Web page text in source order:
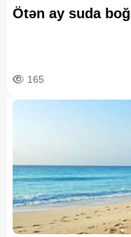
Ötən ay suda
165